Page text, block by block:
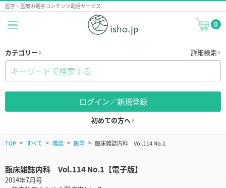
医学・医療の電子コンテンツ配信サービス
0
カテゴリー 詳細検索
ログイン／新規登録
初めての方へ
TOP すべて 雑誌 医学 臨床雑誌内科 Vol.114 No.1
臨床雑誌内科 Vol.114 No.1【電子版】
2014年7月号